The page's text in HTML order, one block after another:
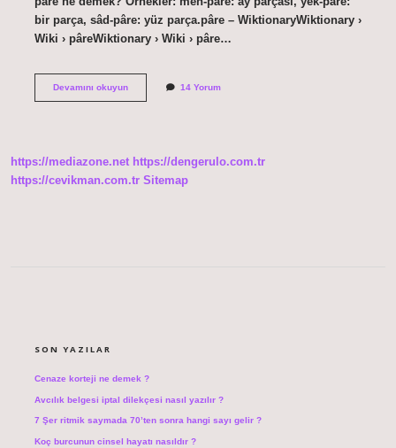
bir parça, sâd-pâre: yüz parça.pâre – WiktionaryWiktionary ›
Wiki › pâreWiktionary › Wiki › pâre…
Devamını okuyunCiğerim
14 Yorum
https://mediazone.net https://dengerulo.com.tr
https://cevikman.com.tr Sitemap
SON YAZILAR
Cenaze korteji ne demek ?
Avcılık belgesi iptal dilekçesi nasıl yazılır ?
7 Şer ritmik saymada 70’ten sonra hangi sayı gelir ?
Koç burcunun cinsel hayatı nasıldır ?